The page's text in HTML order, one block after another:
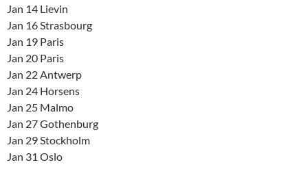
Jan 14 Lievin
Jan 16 Strasbourg
Jan 19 Paris
Jan 20 Paris
Jan 22 Antwerp
Jan 24 Horsens
Jan 25 Malmo
Jan 27 Gothenburg
Jan 29 Stockholm
Jan 31 Oslo